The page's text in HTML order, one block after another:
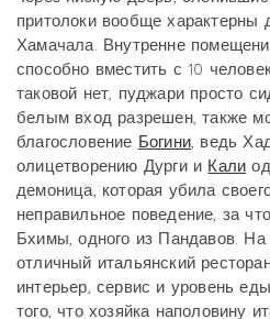
притолоки вообще характерны
Хамачала. Внутренне
способно вместить с 10
таковой нет, пуджари просто
белым вход разрешен, также
благословение Богини, ведь
олицетворению Дурги и Кали
демоница, которая убила
неправильное поведение, за
Бхимы, одного из Пандавов. На
отличный итальянский
интерьер, сервис и уровень
того, что хозяйка наполовину